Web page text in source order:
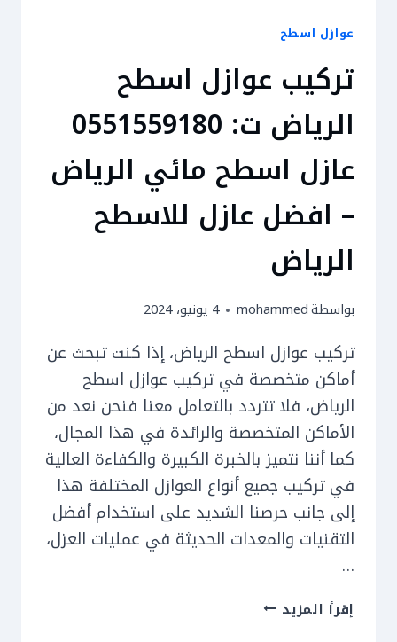
عوازل اسطح
تركيب عوازل اسطح
الرياض ت: 0551559180
عازل اسطح مائي الرياض
– افضل عازل للاسطح
الرياض
بواسطةmohammed 4 يونيو، 2024
تركيب عوازل اسطح الرياض، إذا كنت تبحث عن
أماكن متخصصة في تركيب عوازل اسطح
الرياض، فلا تتردد بالتعامل معنا فنحن نعد من
الأماكن المتخصصة والرائدة في هذا المجال،
كما أننا نتميز بالخبرة الكبيرة والكفاءة العالية
في تركيب جميع أنواع العوازل المختلفة هذا
إلى جانب حرصنا الشديد على استخدام أفضل
التقنيات والمعدات الحديثة في عمليات العزل،
…
إقرأ المزيدتركيب